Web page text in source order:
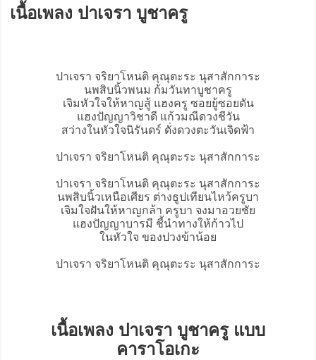
เนื้อเพลง ปาเจรา บูชาครู
ปาเจรา จริยาโหนติ คุณุตะระ นุสาสักการะ
นพสิบนิ้วพนม ก้มวันทาบูชาครู
เจิมหัวใจให้หาญสู้ แฮงครู ซอยยู้ซอยดัน
แฮงปัญญาวิชาดี แก้วมณีดวงชีวัน
สว่างในหัวใจนิรันดร์ ดั่งดวงตะวันเจิดฟ้า
ปาเจรา จริยาโหนติ คุณุตะระ นุสาสักการะ
ปาเจรา จริยาโหนติ คุณุตะระ นุสาสักการะ
นพสิบนิ้วเหนือเศียร ต่างธูปเทียนไหว้ครูบา
เจิมใจฝันให้หาญกล้า ครูบา จงมาอวยชัย
แฮงปัญญาบารมี ชี้นำทางให้ก้าวไป
ในหัวใจ ของปวงข้าน้อย
ปาเจรา จริยาโหนติ คุณุตะระ นุสาสักการะ
เนื้อเพลง ปาเจรา บูชาครู แบบ
คาราโอเกะ